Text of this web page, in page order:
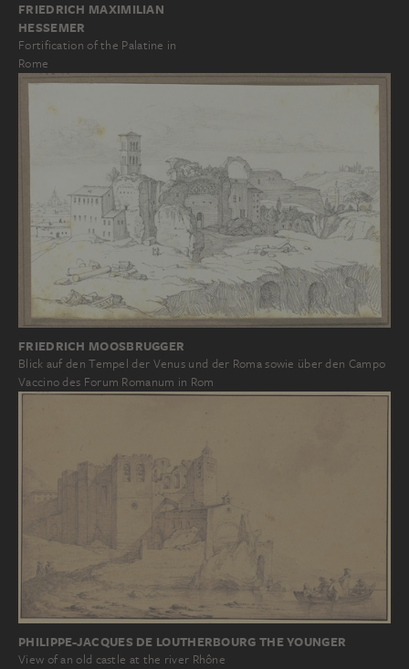
FRIEDRICH MAXIMILIAN
HESSEMER
Fortification of the Palatine in
Rome
FRIEDRICH MOOSBRUGGER
Blick auf den Tempel der Venus und der Roma sowie über den Campo
Vaccino des Forum Romanum in Rom
PHILIPPE-JACQUES DE LOUTHERBOURG THE YOUNGER
View of an old castle at the river Rhône